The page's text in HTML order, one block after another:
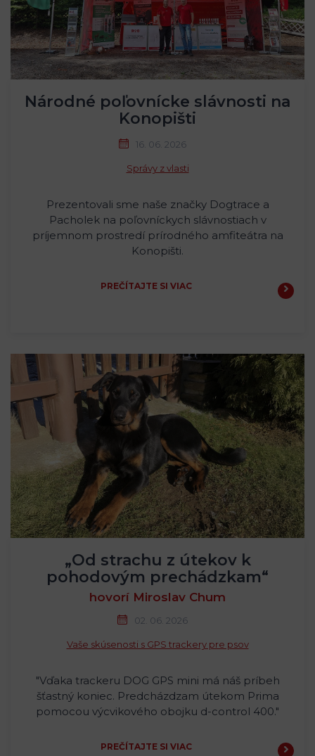
Národné poľovnícke slávnosti na
Konopišti
16. 06. 2026
Správy z vlasti
Prezentovali sme naše značky Dogtrace a
Pacholek na poľovníckych slávnostiach v
príjemnom prostredí prírodného amfiteátra na
Konopišti.
PREČÍTAJTE SI VIAC
„Od strachu z útekov k
pohodovým prechádzkam“
hovorí Miroslav Chum
02. 06. 2026
Vaše skúsenosti s GPS trackery pre psov
"Vďaka trackeru DOG GPS mini má náš príbeh
šťastný koniec. Predcházdzam útekom Prima
pomocou výcvikového obojku d-control 400."
PREČÍTAJTE SI VIAC